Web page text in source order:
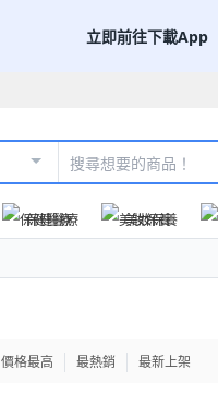
立即前往下載App
保健醫療 美妝保養
價格最高 最熱銷 最新上架